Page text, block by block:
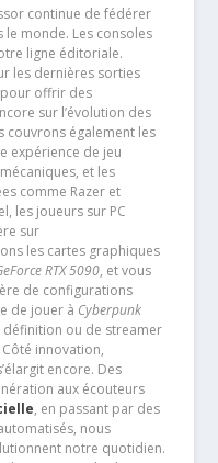
continue de fédérer
monde. Les consoles
ligne éditoriale.
les dernières sorties
pour offrir des
sur l’évolution des
couvrons également les
expérience de jeu
et les
comme Razer et
les joueurs sur PC
sur
les cartes graphiques
RTX 5090, et vous
de configurations
de jouer à Cyberpunk
ou de streamer
innovation,
encore. Des
aux écouteurs
, en passant par des
nous
notre quotidien.